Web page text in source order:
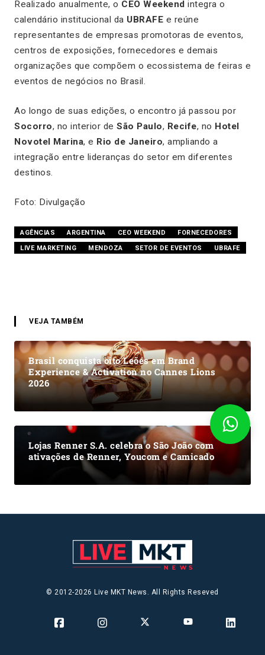
Realizado anualmente, o CEO Weekend integra o
calendário institucional da UBRAFE e reúne
representantes de empresas promotoras de eventos,
centros de exposições, fornecedores e demais
organizações que compõem o ecossistema de feiras e
eventos de negócios no Brasil.
Ao longo de suas edições, o encontro já passou por
Socorro, no interior de São Paulo, Recife, no Hotel
Novotel Marina, e Rio de Janeiro, ampliando a
integração entre lideranças do setor em diferentes
destinos.
Foto: Divulgação
AGÊNCIAS ARGENTINA CEO WEEKEND
FORNECEDORES
LIVE MARKETING
MENDOZA SETOR DE EVENTOS UBRAFE
VEJA TAMBÉM
Brasil conquista oito Leões em Brand
Experience & Activation no Cannes Lions
2026
Lojas Renner S.A. celebra o São João com
ativações de Renner, Youcom e Camicado
© 2012-2026 Live MKT News. All Rights Reseved